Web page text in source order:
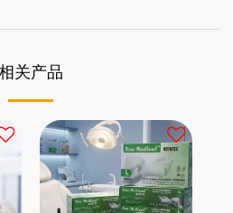
关产品